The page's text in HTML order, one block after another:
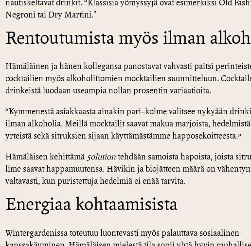
nautiskeltavat drinkit. “Klassisia yömyssyjä ovat esimerkiksi Old
Negroni tai Dry Martini."
Rentoutumista myös ilman
Hämäläinen ja hänen kollegansa panostavat vahvasti paitsi
cocktailien myös alkoholittomien mocktailien suunnitteluun.
drinkeistä luodaan useampia nollan prosentin variaatioita.
“Kymmenestä asiakkaasta ainakin pari–kolme valitsee nykyään
ilman alkoholia. Meillä mocktailit saavat makua marjoista,
yrteistä sekä sitruksien sijaan käyttämästämme happosekoitteesta.”
Hämäläisen kehittämä 5olution tehdään samoista hapoista, joista
lime saavat happamuutensa. Hävikin ja biojätteen määrä on
valtavasti, kun puristettuja hedelmiä ei enää tarvita.
Energiaa kohtaamisista
Wintergardenissa toteutuu luontevasti myös palauttava sosiaalinen